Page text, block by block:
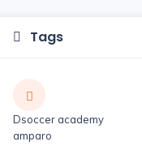
Tags
Dsoccer academy
amparo